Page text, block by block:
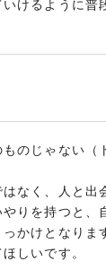
けるように普
のじゃない（
なく、人と出
りを持つと、
かけとなりま
しいです。